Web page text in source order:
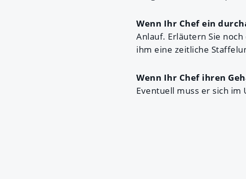
Wenn Ihr Chef ein
Anlauf. Erläutern Sie
ihm eine zeitliche
Wenn Ihr Chef ihren
Eventuell muss er sich